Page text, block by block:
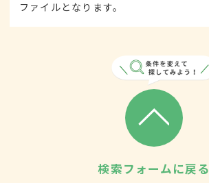
ファイルとなります。
検索フォームに戻る